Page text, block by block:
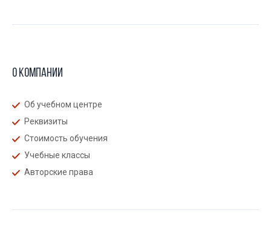
О компании
Об учебном центре
Реквизиты
Стоимость обучения
Учебные классы
Авторские права